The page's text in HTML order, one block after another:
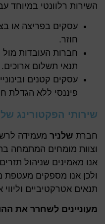
השירות רלוונטי במיוחד
עסקים בפריצה או
חוזר.
חברות העובדות מול
תנאי תשלום ארוכים.
עסקים קטנים
פיננסי ללא הגדלת
שירותי הפקטורינג
חברת שלניר מעמידה
וצוות מומחים המתמחה
אנו מאמינים שניהול
ולכן אנו מספקים מעטפת
תנאים אטרקטיביים
מעוניינים לשחרר את